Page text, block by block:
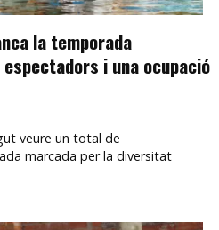
la temporada
i una ocupació
veure un total de
marcada per la diversitat